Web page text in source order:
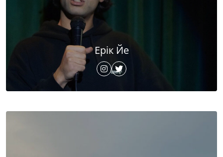
Ерік Йе